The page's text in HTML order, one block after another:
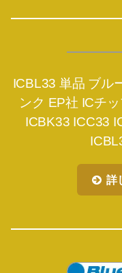
ICBL33 単品 ブル
ンク EP社 ICチ
ICBK33 ICC33
詳